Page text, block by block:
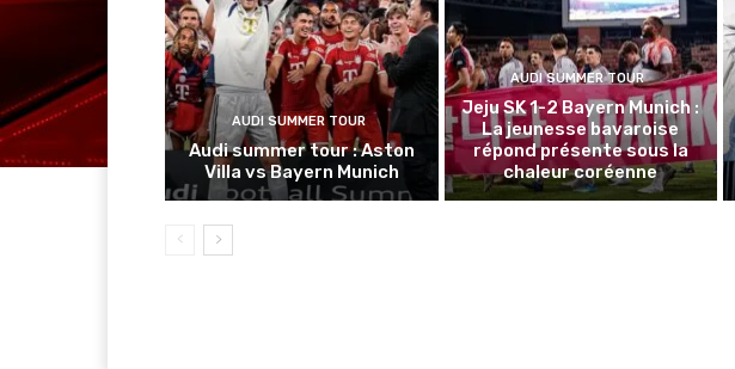
AUDI SUMMER TOUR
Audi summer tour : Aston
Villa vs Bayern Munich
AUDI SUMMER TOUR
Jeju SK 1-2 Bayern Munich :
La jeunesse bavaroise
répond présente sous la
chaleur coréenne